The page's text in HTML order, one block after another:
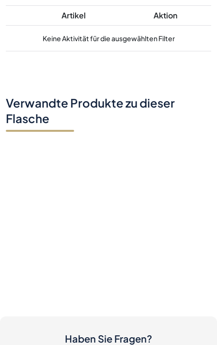
Artikel Aktion
Keine Aktivität für die ausgewählten Filter
Verwandte Produkte zu dieser
Flasche
Haben Sie Fragen?